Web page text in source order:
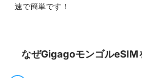
速で簡単です！
なぜGigagoモンゴルeSIM